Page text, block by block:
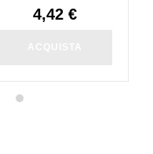
4,42 €